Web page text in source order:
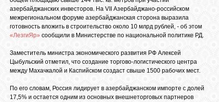
НАРОДЫ
БИБЛИОТЕКА
ФОРУМ
ГОСТЕВАЯ
азербайджанских инвесторов. На VII Азербайджано-российском
межрегиональном форуме азербайджанская сторона выразила
готовность вложить в строительство около 10 млрд рублей, - об этом
«ЛезгиЯр» сообщили в Министерстве по национальной политике РД.
Заместитель министра экономического развития РФ Алексей
Цыбульский отметил, что создание торгово-логистического центра
между Махачкалой и Каспийском создаст свыше 1500 рабочих мест.
По его словам, Россия лидирует в азербайджанском импорте с долей
17,5% и остается одним из основных внешнеторговых партнеров